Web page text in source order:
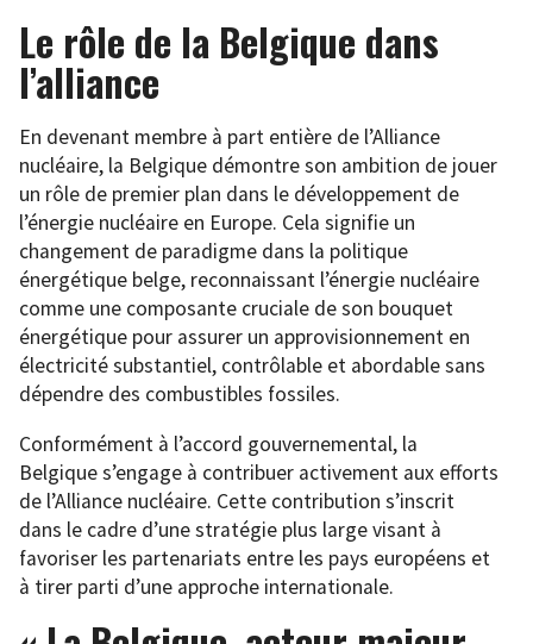
Le rôle de la Belgique dans
l’alliance
En devenant membre à part entière de l’Alliance
nucléaire, la Belgique démontre son ambition de jouer
un rôle de premier plan dans le développement de
l’énergie nucléaire en Europe. Cela signifie un
changement de paradigme dans la politique
énergétique belge, reconnaissant l’énergie nucléaire
comme une composante cruciale de son bouquet
énergétique pour assurer un approvisionnement en
électricité substantiel, contrôlable et abordable sans
dépendre des combustibles fossiles.
Conformément à l’accord gouvernemental, la
Belgique s’engage à contribuer activement aux efforts
de l’Alliance nucléaire. Cette contribution s’inscrit
dans le cadre d’une stratégie plus large visant à
favoriser les partenariats entre les pays européens et
à tirer parti d’une approche internationale.